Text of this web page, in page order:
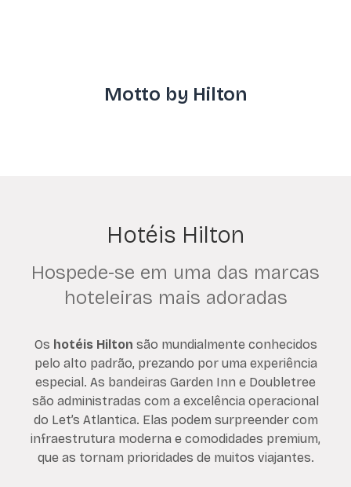
Motto by Hilton
Hotéis Hilton
Hospede-se em uma das marcas
hoteleiras mais adoradas
Os hotéis Hilton são mundialmente conhecidos
pelo alto padrão, prezando por uma experiência
especial. As bandeiras Garden Inn e Doubletree
são administradas com a excelência operacional
do Let’s Atlantica. Elas podem surpreender com
infraestrutura moderna e comodidades premium,
que as tornam prioridades de muitos viajantes.